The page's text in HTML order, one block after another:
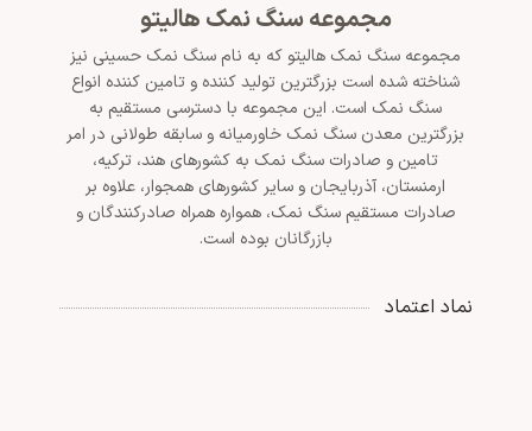
مجموعه سنگ نمک هالیتو
مجموعه سنگ نمک هالیتو که به نام سنگ نمک حسینی نیز
شناخته شده است بزرگترین تولید کننده و تامین کننده انواع
سنگ نمک است. این مجموعه با دسترسی مستقیم به
بزرگترین معدن سنگ نمک خاورمیانه و سابقه طولانی در امر
تامین و صادرات سنگ نمک به کشورهای هند، ترکیه،
ارمنستان، آذربایجان و سایر کشورهای همجوار، علاوه بر
صادرات مستقیم سنگ نمک، همواره همراه صادرکنندگان و
بازرگانان بوده است.
نماد اعتماد